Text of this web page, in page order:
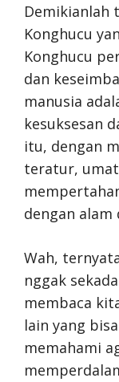
Demikianlah
Konghucu
Konghucu
dan
manusia
kesuksesan
itu, dengan
teratur,
dengan
Wah,
nggak
membaca
lain yang
memahami